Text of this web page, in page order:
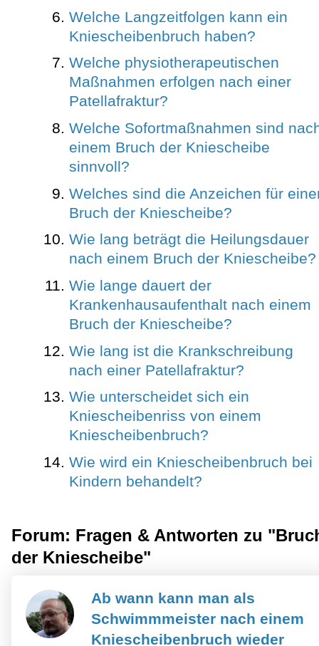
Welche Langzeitfolgen kann ein
Kniescheibenbruch haben?
Welche physiotherapeutischen
Maßnahmen erfolgen nach einer
Patellafraktur?
Welche Sofortmaßnahmen sind
einem Bruch der Kniescheibe
sinnvoll?
Welches sind die Anzeichen für
Bruch der Kniescheibe?
Wie lang beträgt die Heilungsdauer
nach einem Bruch der Kniescheibe?
Wie lange dauert der
Krankenhausaufenthalt nach einem
Bruch der Kniescheibe?
Wie lang ist die Krankschreibung
nach einer Patellafraktur?
Wie unterscheidet sich ein
Kniescheibenriss von einem
Kniescheibenbruch?
Wie wird ein Kniescheibenbruch bei
Kindern behandelt?
Forum: Fragen & Antworten zu
der Kniescheibe"
Ab wann kann man als
Schwimmmeister nach einem
Kniescheibenbruch wieder